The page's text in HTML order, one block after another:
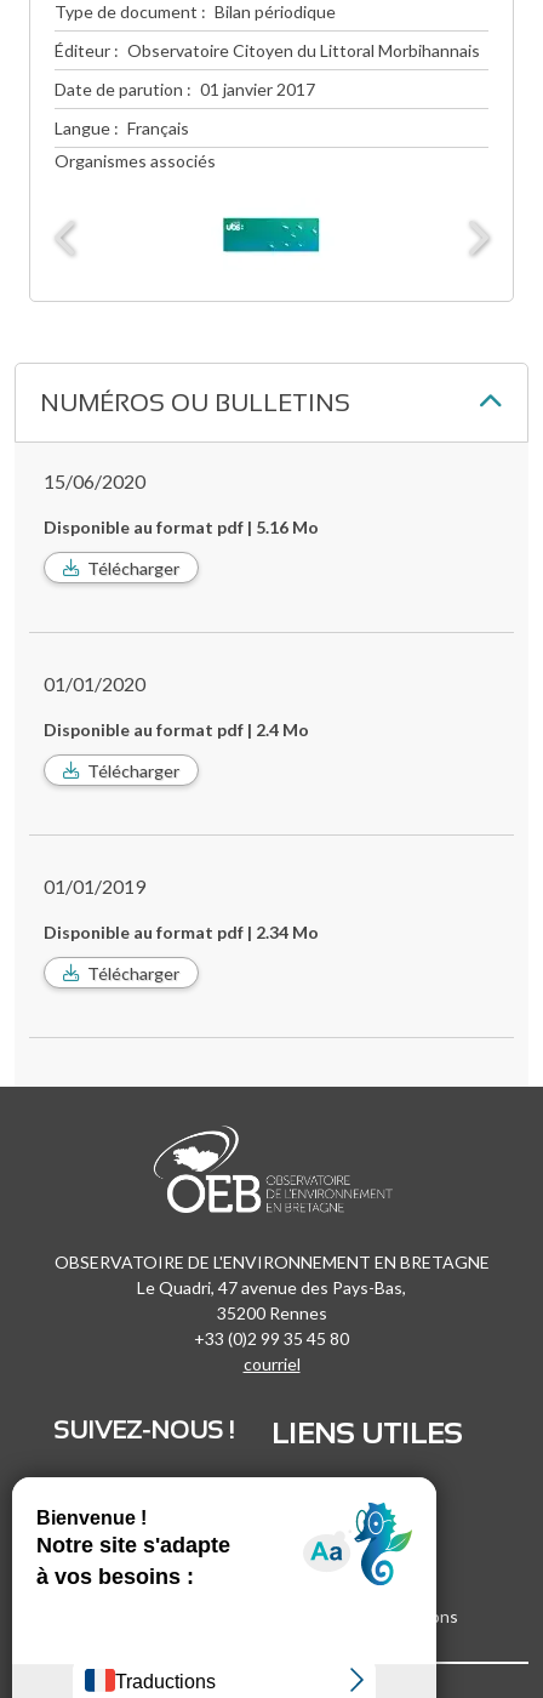
Type de document
Bilan périodique
Éditeur
Observatoire Citoyen du Littoral Morbihannais
Date de parution
01 janvier 2017
Langue
Français
Organismes associés
NUMÉROS OU BULLETINS
15/06/2020
Disponible au format pdf | 5.16 Mo
Télécharger
01/01/2020
Disponible au format pdf | 2.4 Mo
Télécharger
01/01/2019
Disponible au format pdf | 2.34 Mo
Télécharger
OBSERVATOIRE DE L'ENVIRONNEMENT EN BRETAGNE
Le Quadri, 47 avenue des Pays-Bas,
35200 Rennes
+33 (0)2 99 35 45 80
courriel
SUIVEZ-NOUS !
Vimeo
Facebook
LIENS UTILES
Marchés publics
Espace presse
Inscrivez-vous à nos lettres d'informations